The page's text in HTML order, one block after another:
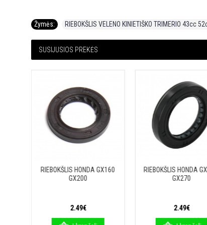
Žymės: RIEBOKŠLIS VELENO KINIETIŠKO TRIMERIO 43cc
SUSIJUSIOS PREKĖS
RIEBOKŠLIS HONDA GX160
GX200
2.49€
RIEBOKŠLIS HONDA
GX270
2.49€